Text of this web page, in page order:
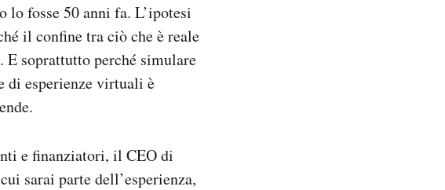
fosse 50 anni fa. L’ipotesi
il confine tra ciò che è reale
soprattutto perché simulare
di esperienze virtuali è
e finanziatori, il CEO di
sarai parte dell’esperienza,